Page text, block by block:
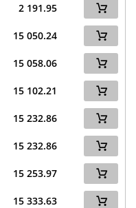
2 191.95
15 050.24
15 058.06
15 102.21
15 232.86
15 232.86
15 253.97
15 333.63